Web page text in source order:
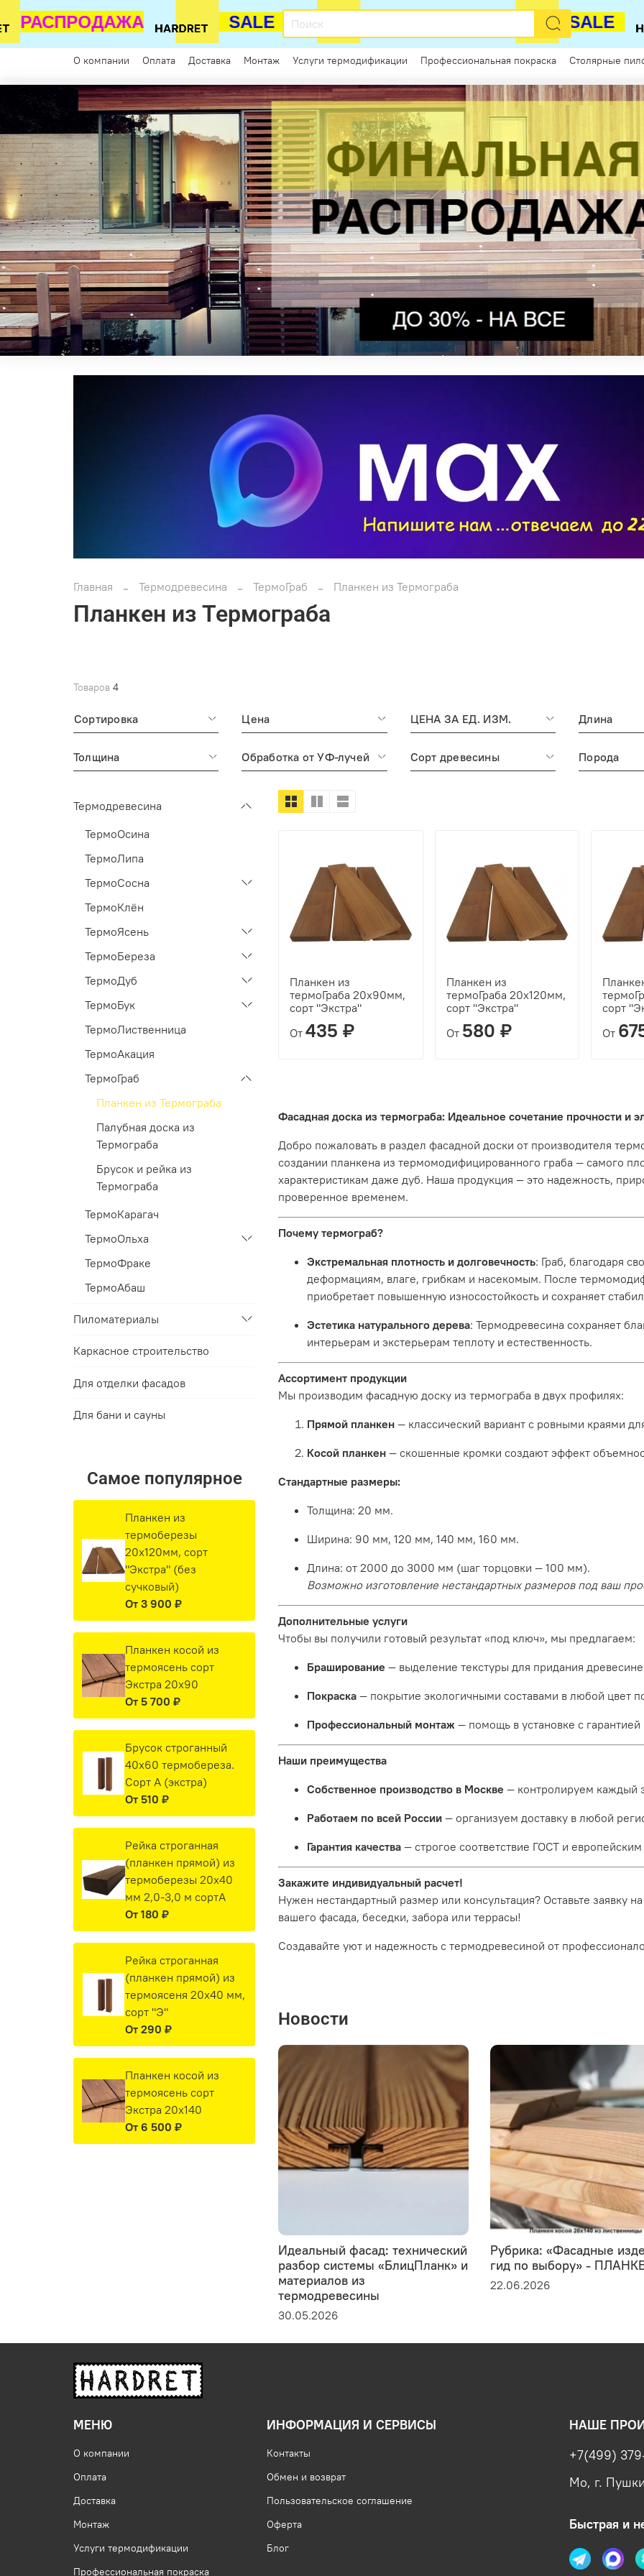
Каталог
О компании Оплата Доставка Монтаж Услуги термодификации Профессиональная покраска Столярные
Главная Термодревесина ТермоГраб Планкен из Термограба
Планкен из Термограба
Товаров 4
Сортировка Цена ЦЕНА ЗА ЕД. ИЗМ. Длина
Толщина Обработка от УФ-лучей Сорт древесины Порода
Планкен из
термоГраба 20х90мм,
сорт "Экстра"
От 435 ₽
Планкен из
термоГраба 20х120мм,
сорт "Экстра"
От 580 ₽
сорт
От
Фасадная доска из термограба: Идеальное сочетание прочности и
Добро пожаловать в раздел фасадной доски от производителя
создании планкена из термомодифицированного граба — самого
характеристикам даже дуб. Наша продукция — это надежность,
проверенное временем.
Почему термограб?
Экстремальная плотность и долговечность: Граб, благодаря
деформациям, влаге, грибкам и насекомым. После
приобретает повышенную износостойкость и сохраняет
Эстетика натурального дерева: Термодревесина сохраняет
интерьерам и экстерьерам теплоту и естественность.
Ассортимент продукции
Мы производим фасадную доску из термограба в двух профилях:
Прямой планкен — классический вариант с ровными краями
Косой планкен — скошенные кромки создают эффект
Стандартные размеры:
Толщина: 20 мм.
Ширина: 90 мм, 120 мм, 140 мм, 160 мм.
Длина: от 2000 до 3000 мм (шаг торцовки — 100 мм).
Возможно изготовление нестандартных размеров под ваш
Дополнительные услуги
Чтобы вы получили готовый результат «под ключ», мы предлагаем:
Браширование — выделение текстуры для придания
Покраска — покрытие экологичными составами в любой цвет
Профессиональный монтаж — помощь в установке с гарантией
Наши преимущества
Собственное производство в Москве — контролируем каждый
Работаем по всей России — организуем доставку в любой
Гарантия качества — строгое соответствие ГОСТ и европейским
Закажите индивидуальный расчет!
Нужен нестандартный размер или консультация? Оставьте
вашего фасада, беседки, забора или террасы!
Создавайте уют и надежность с термодревесиной от
Новости
Идеальный фасад: технический
разбор системы «БлицПланк» и
материалов из
термодревесины
30.05.2026
Рубрика: «Фасадные
гид по выбору» -
22.06.2026
Термодревесина
ТермоОсина
ТермоЛипа
ТермоСосна
ТермоКлён
ТермоЯсень
ТермоБереза
ТермоДуб
ТермоБук
ТермоЛиственница
ТермоАкация
ТермоГраб
Планкен из Термограба
Палубная доска из
Термограба
Брусок и рейка из
Термограба
ТермоКарагач
ТермоОльха
ТермоФраке
ТермоАбаш
Пиломатериалы
Каркасное строительство
Для отделки фасадов
Для бани и сауны
Самое популярное
Планкен из
термоберезы
20х120мм, сорт
"Экстра" (без
сучковый)
От 3 900 ₽
Планкен косой из
термоясень сорт
Экстра 20х90
От 5 700 ₽
Брусок строганный
40х60 термобереза.
Сорт А (экстра)
От 510 ₽
Рейка строганная
(планкен прямой) из
термоберезы 20х40
мм 2,0-3,0 м сортА
От 180 ₽
Рейка строганная
(планкен прямой) из
термоясеня 20х40 мм,
сорт "Э"
От 290 ₽
Планкен косой из
термоясень сорт
Экстра 20х140
От 6 500 ₽
МЕНЮ
О компании
Оплата
Доставка
Монтаж
Услуги термодификации
Профессиональная покраска
ИНФОРМАЦИЯ И СЕРВИСЫ
Контакты
Обмен и возврат
Пользовательское соглашение
Оферта
Блог
НАШЕ
+7(499)
Мо, г.
Быстрая и
РАСПРОДАЖА SALE SALE